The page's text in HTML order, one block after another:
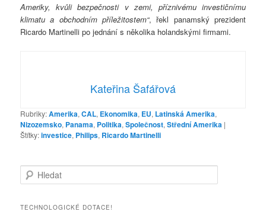
Ameriky, kvůli bezpečnosti v zemi, příznivému investičnímu
klimatu a obchodním příležitostem“, řekl panamský prezident
Ricardo Martinelli po jednání s několika holandskými firmami.
Kateřina Šafářová
Rubriky:Amerika,CAL, Ekonomika, EU, Latinská Amerika,
Nizozemsko, Panama, Politika,Společnost,Střední Amerika |
Štítky:investice, Philips, Ricardo Martinelli
l
d
TECHNOLOGICKÉ DOTACE!